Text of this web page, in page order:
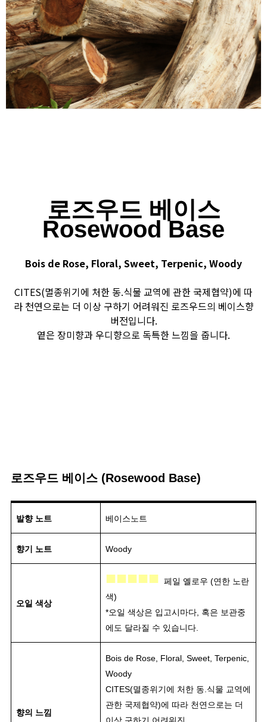
로즈우드 베이스
Rosewood Base
Bois de Rose, Floral, Sweet, Terpenic, Woody
CITES(멸종위기에 처한 동.식물 교역에 관한 국제협약)에 따
라 천연으로는 더 이상 구하기 어려워진 로즈우드의 베이스향
버전입니다.
옅은 장미향과 우디향으로 독특한 느낌을 줍니다.
로즈우드 베이스 (Rosewood Base)
발향 노트 베이스노트
향기 노트 Woody
오일 색상
■■■■■ 페일 옐로우 (연한 노란
색)
*오일 색상은 입고시마다, 혹은 보관중
에도 달라질 수 있습니다.
향의 느낌
Bois de Rose, Floral, Sweet, Terpenic,
Woody
CITES(멸종위기에 처한 동.식물 교역에
관한 국제협약)에 따라 천연으로는 더